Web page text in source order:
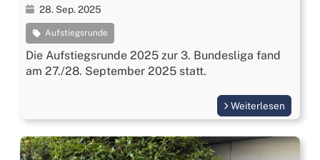
28. Sep. 2025
Aufstiegsrunde
Die Aufstiegsrunde 2025 zur 3. Bundesliga fand
am 27./28. September 2025 statt.
Weiterlesen